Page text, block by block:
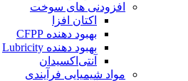
افزودنی های سوخت
اکتان افزا
بهبود دهنده CFPP
بهبود دهنده Lubricity
آنتی‌اکسیدان
مواد شیمیایی فرآیندی